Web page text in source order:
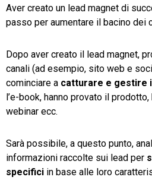
Aver creato un lead magnet di
passo per aumentare il bacino dei
Dopo aver creato il lead magnet,
canali (ad esempio, sito web e
cominciare a catturare e gestire i
l’e-book, hanno provato il
webinar ecc.
Sarà possibile, a questo punto,
informazioni raccolte sui lead per
specifici in base alle loro